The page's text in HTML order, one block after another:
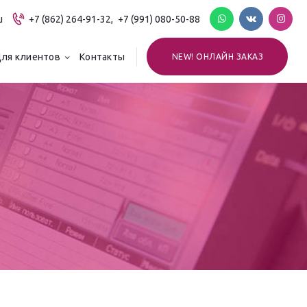
+7 (862) 264-91-32, +7 (991) 080-50-88
клиентов Контакты NEW! ОНЛАЙН ЗАКАЗ